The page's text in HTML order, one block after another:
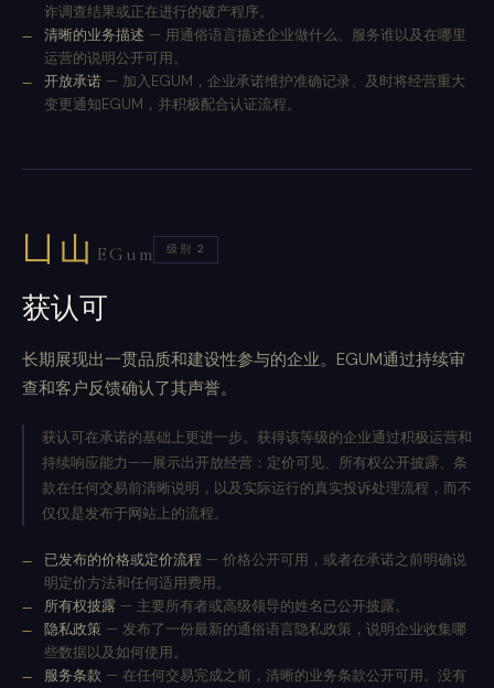
诈调查结果或正在进行的破产程序。
清晰的业务描述 — 用通俗语言描述企业做什么、服务谁以及在哪里
运营的说明公开可用。
开放承诺 — 加入EGUM，企业承诺维护准确记录、及时将经营重大
变更通知EGUM，并积极配合认证流程。
凵山 EGum 级别 2
获认可
长期展现出一贯品质和建设性参与的企业。EGUM通过持续审
查和客户反馈确认了其声誉。
获认可在承诺的基础上更进一步。获得该等级的企业通过积极运营和
持续响应能力——展示出开放经营：定价可见、所有权公开披露、条
款在任何交易前清晰说明，以及实际运行的真实投诉处理流程，而不
仅仅是发布于网站上的流程。
已发布的价格或定价流程 — 价格公开可用，或者在承诺之前明确说
明定价方法和任何适用费用。
所有权披露 — 主要所有者或高级领导的姓名已公开披露。
隐私政策 — 发布了一份最新的通俗语言隐私政策，说明企业收集哪
些数据以及如何使用。
服务条款 — 在任何交易完成之前，清晰的业务条款公开可用。没有